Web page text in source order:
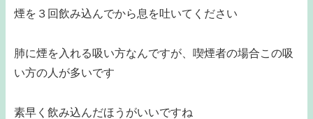
煙を３回飲み込んでから息を吐いてください
肺に煙を入れる吸い方なんですが、喫煙者の場合この吸
い方の人が多いです
素早く飲み込んだほうがいいですね